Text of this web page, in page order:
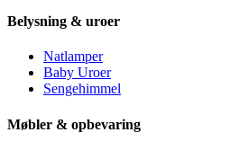
Belysning & uroer
Natlamper
Baby Uroer
Sengehimmel
Møbler & opbevaring